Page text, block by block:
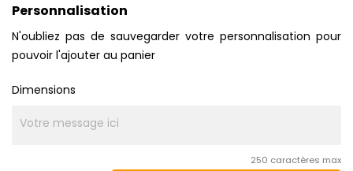
Personnalisation
N'oubliez pas de sauvegarder votre personnalisation pour
pouvoir l'ajouter au panier
Dimensions
250 caractères max